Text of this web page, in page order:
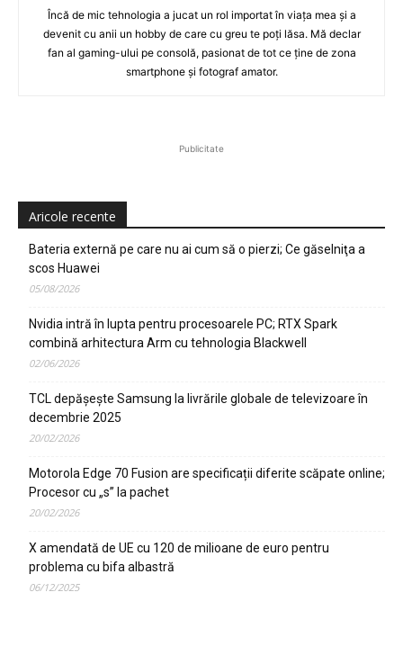
Încă de mic tehnologia a jucat un rol importat în viața mea și a
devenit cu anii un hobby de care cu greu te poți lăsa. Mă declar
fan al gaming-ului pe consolă, pasionat de tot ce ține de zona
smartphone și fotograf amator.
Publicitate
Aricole recente
Bateria externă pe care nu ai cum să o pierzi; Ce găselniţa a
scos Huawei
05/08/2026
Nvidia intră în lupta pentru procesoarele PC; RTX Spark
combină arhitectura Arm cu tehnologia Blackwell
02/06/2026
TCL depășește Samsung la livrările globale de televizoare în
decembrie 2025
20/02/2026
Motorola Edge 70 Fusion are specificații diferite scăpate online;
Procesor cu „s” la pachet
20/02/2026
X amendată de UE cu 120 de milioane de euro pentru
problema cu bifa albastră
06/12/2025